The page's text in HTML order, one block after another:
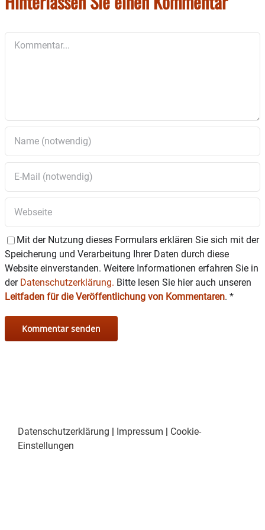
vor der Cafésitobar. Nach einer kindgerechten
Fahrradrunde, die von der Polizei begleitet und
mit Laufrad, im Anhänger, auf dem eigenen Fahrrad
oder mit dem Tretroller.
Mit der Nutzung dieses Formulars erklären Sie sich mit der
Speicherung und Verarbeitung Ihrer Daten durch diese
Website einverstanden. Weitere Informationen erfahren Sie in
der Datenschutzerklärung. Bitte lesen Sie hier auch unseren
Leitfaden für die Veröffentlichung von Kommentaren. *
Datenschutzerklärung | Impressum | Cookie-
Einstellungen